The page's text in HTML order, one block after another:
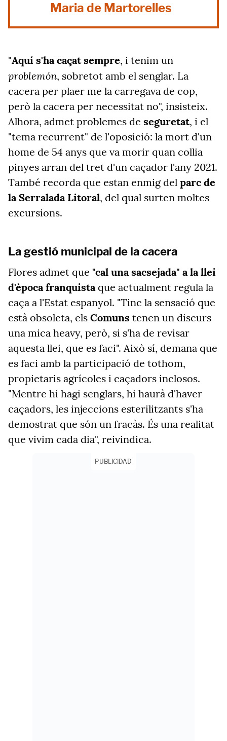
Maria de Martorelles
"Aquí s'ha caçat sempre, i tenim un
problemón, sobretot amb el senglar. La
cacera per plaer me la carregava de cop,
però la cacera per necessitat no", insisteix.
Alhora, admet problemes de seguretat, i el
"tema recurrent" de l'oposició: la mort d'un
home de 54 anys que va morir quan collia
pinyes arran del tret d'un caçador l'any 2021.
També recorda que estan enmig del parc de
la Serralada Litoral, del qual surten moltes
excursions.
La gestió municipal de la cacera
Flores admet que "cal una sacsejada" a la llei
d'època franquistaque actualment regula la
caça a l'Estat espanyol. "Tinc la sensació que
està obsoleta, els Comuns tenen un discurs
una mica heavy, però, si s'ha de revisar
aquesta llei, que es faci". Això sí, demana que
es faci amb la participació de tothom,
propietaris agrícoles i caçadors inclosos.
"Mentre hi hagi senglars, hi haurà d'haver
caçadors, les injeccions esterilitzants s'ha
demostrat que són un fracàs. És una realitat
que vivim cada dia", reivindica.
PUBLICIDAD